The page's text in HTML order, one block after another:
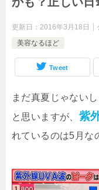
更新日： 2016年3月18日
美容なるほど
Tweet
まだ真夏じゃない
と思いますが、 紫
れているのは5月な